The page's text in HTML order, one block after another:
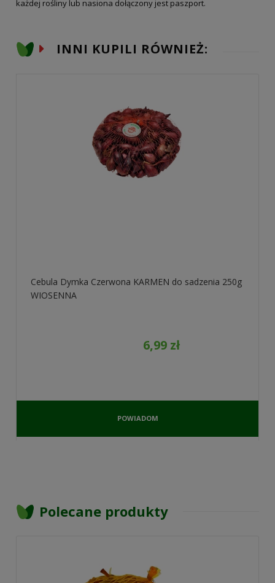
każdej rośliny lub nasiona dołączony jest paszport.
INNI KUPILI RÓWNIEŻ:
Cebula Dymka Czerwona KARMEN do sadzenia 250g
WIOSENNA
6,99 zł
POWIADOM
DOSTĘPNOŚCI
Polecane produkty